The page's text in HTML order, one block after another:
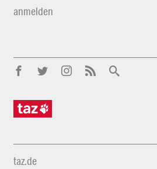
anmelden
taz.de